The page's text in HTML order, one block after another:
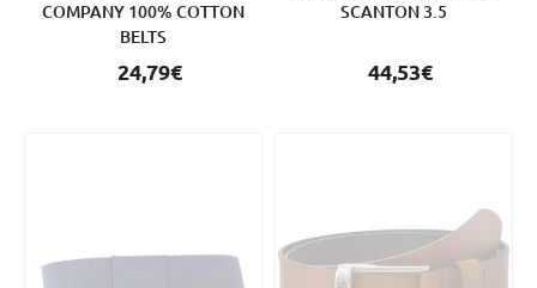
COMPANY 100% COTTON
BELTS
24,79€
SCANTON 3.5
44,53€